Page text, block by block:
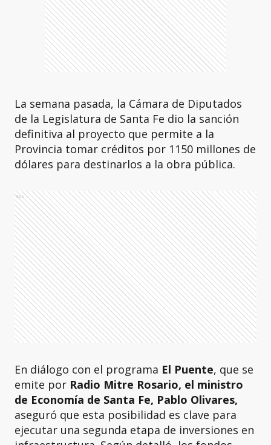
La semana pasada, la Cámara de Diputados
de la Legislatura de Santa Fe dio la sanción
definitiva al proyecto que permite a la
Provincia tomar créditos por 1150 millones de
dólares para destinarlos a la obra pública.
Ads
En diálogo con el programa El Puente, que se
emite por Radio Mitre Rosario, el ministro
de Economía de Santa Fe, Pablo Olivares,
aseguró que esta posibilidad es clave para
ejecutar una segunda etapa de inversiones en